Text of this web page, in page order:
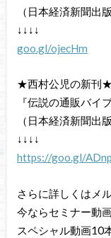
（日本経済新聞出
↓↓↓↓
goo.gl/ojecHm
★西村公児の新刊★
『伝説の通販バイブ
（日本経済新聞出版
↓↓↓↓
https://goo.gl/
さらに詳しくはメ
今ならセミナー動画
スペシャル動画10